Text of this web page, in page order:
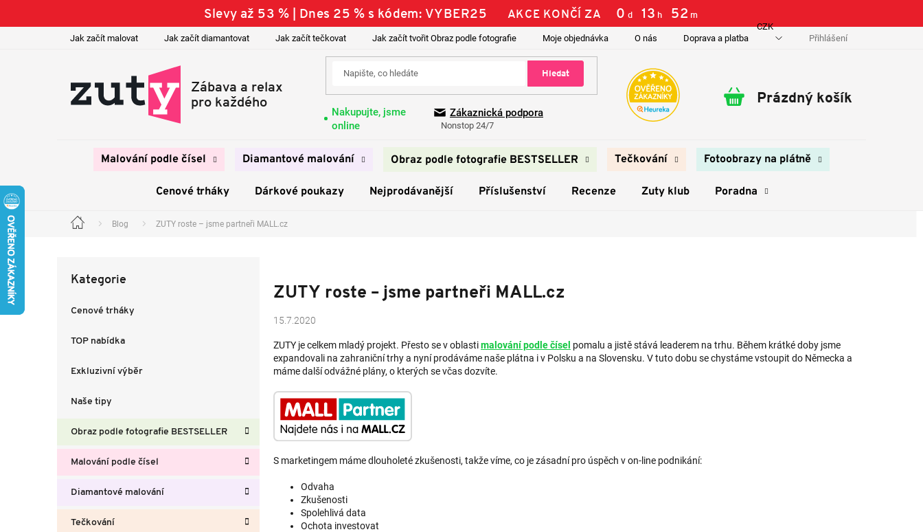
Slevy až 53 % | Dnes 25 % s kódem: VYBER25 AKCE KONČÍ ZA 0 d 13 h 52 m
Jak začít malovat Jak začít diamantovat Jak začít tečkovat Jak začít tvořit Obraz podle fotografie Moje objednávka O nás Doprava a platba Kontakty
CZK
Přihlášení
Hledat
Nakupujte, jsme
online
Zákaznická podpora
Nonstop 24/7
Nákupní
Prázdný košík
Malování podle čísel Diamantové malování Obraz podle fotografie BESTSELLER Tečkování Fotoobrazy na plátně
Cenové trháky Dárkové poukazy Nejprodávanější Příslušenství Recenze Zuty klub Poradna
Domů Blog ZUTY roste – jsme partneři MALL.cz
kategorie
Kategorie
Cenové trháky
TOP nabídka
Exkluzivní výběr
Naše tipy
Obraz podle fotografie BESTSELLER
Malování podle čísel
Diamantové malování
Tečkování
ZUTY roste – jsme partneři MALL.cz
15.7.2020
ZUTY je celkem mladý projekt. Přesto se v oblastimalování podle čísel pomalu a jistě stává leaderem na trhu. Během krátké doby jsme
expandovali na zahraniční trhy a nyní prodáváme naše plátna i v Polsku a na Slovensku. V tuto dobu se chystáme vstoupit do Německa a
máme další odvážné plány, o kterých se včas dozvíte.
S marketingem máme dlouholeté zkušenosti, takže víme, co je zásadní pro úspěch v on-line podnikání:
Odvaha
Zkušenosti
Spolehlivá data
Ochota investovat